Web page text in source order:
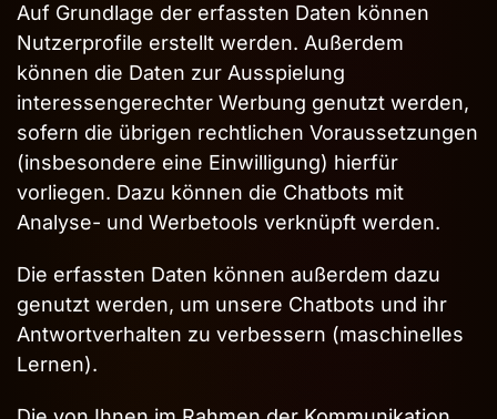
Auf Grundlage der erfassten Daten können
Nutzerprofile erstellt werden. Außerdem
können die Daten zur Ausspielung
interessengerechter Werbung genutzt werden,
sofern die übrigen rechtlichen Voraussetzungen
(insbesondere eine Einwilligung) hierfür
vorliegen. Dazu können die Chatbots mit
Analyse- und Werbetools verknüpft werden.
Die erfassten Daten können außerdem dazu
genutzt werden, um unsere Chatbots und ihr
Antwortverhalten zu verbessern (maschinelles
Lernen).